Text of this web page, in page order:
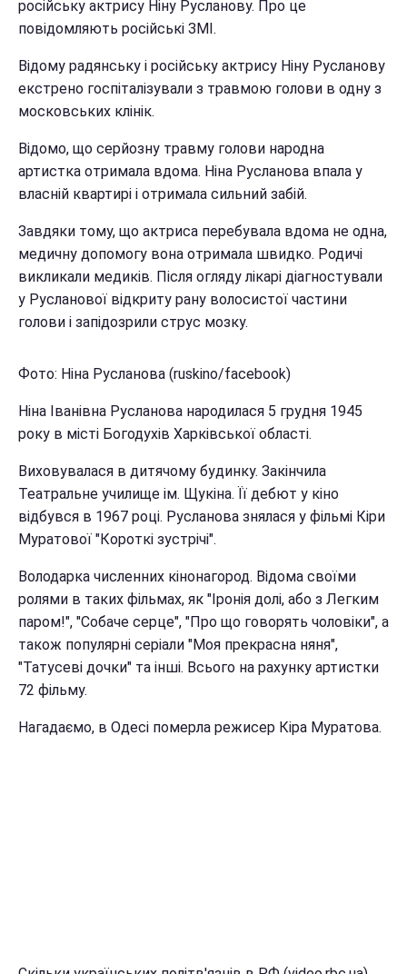
російську актрису Ніну Русланову. Про це
повідомляють російські ЗМІ.
Відому радянську і російську актрису Ніну Русланову
екстрено госпіталізували з травмою голови в одну з
московських клінік.
Відомо, що серйозну травму голови народна
артистка отримала вдома. Ніна Русланова впала у
власній квартирі і отримала сильний забій.
Завдяки тому, що актриса перебувала вдома не одна,
медичну допомогу вона отримала швидко. Родичі
викликали медиків. Після огляду лікарі діагностували
у Русланової відкриту рану волосистої частини
голови і запідозрили струс мозку.
Фото: Ніна Русланова (ruskino/facebook)
Ніна Іванівна Русланова народилася 5 грудня 1945
року в місті Богодухів Харківської області.
Виховувалася в дитячому будинку. Закінчила
Театральне училище ім. Щукіна. Її дебют у кіно
відбувся в 1967 році. Русланова знялася у фільмі Кіри
Муратової "Короткі зустрічі".
Володарка численних кінонагород. Відома своїми
ролями в таких фільмах, як "Іронія долі, або з Легким
паром!", "Собаче серце", "Про що говорять чоловіки", а
також популярні серіали "Моя прекрасна няня",
"Татусеві дочки" та інші. Всього на рахунку артистки
72 фільму.
Нагадаємо, в Одесі померла режисер Кіра Муратова.